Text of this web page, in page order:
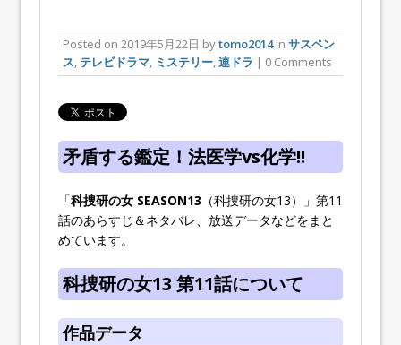
Posted on 2019年5月22日 bytomo2014in サスペン
ス テレビドラマ ミステリー 連ドラ | 0 Comments
矛盾する鑑定！法医学vs化学!!
「科捜研の女 SEASON13 （科捜研の女13）」第11
話のあらすじ＆ネタバレ、放送データなどをまと
めています。
科捜研の女13 第11話について
作品データ